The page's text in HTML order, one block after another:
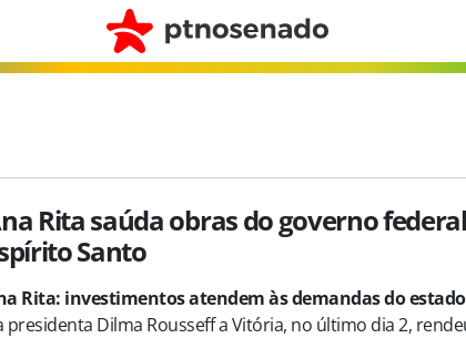
Rita saúda obras do governo
Santo
Rita: investimentos atendem às demandas do estado
presidenta Dilma Rousseff a Vitória, no último dia 2,